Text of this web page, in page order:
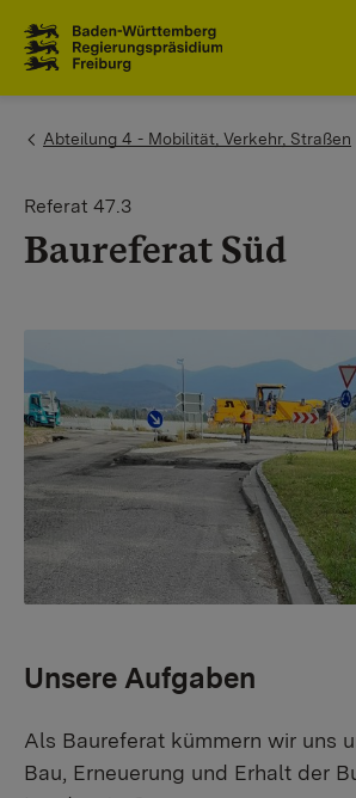
You are here:
Abteilung 4 - Mobilität, Verkehr, Straßen
Referat 47.3
Baureferat Süd
Unsere Aufgaben
Als Baureferat kümmern wir uns
Bau, Erneuerung und Erhalt der